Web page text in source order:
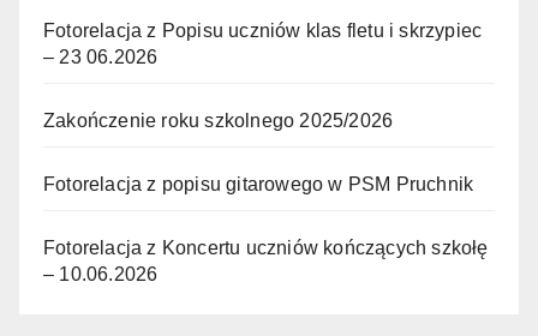
Fotorelacja z Popisu uczniów klas fletu i skrzypiec
– 23 06.2026
Zakończenie roku szkolnego 2025/2026
Fotorelacja z popisu gitarowego w PSM Pruchnik
Fotorelacja z Koncertu uczniów kończących szkołę
– 10.06.2026